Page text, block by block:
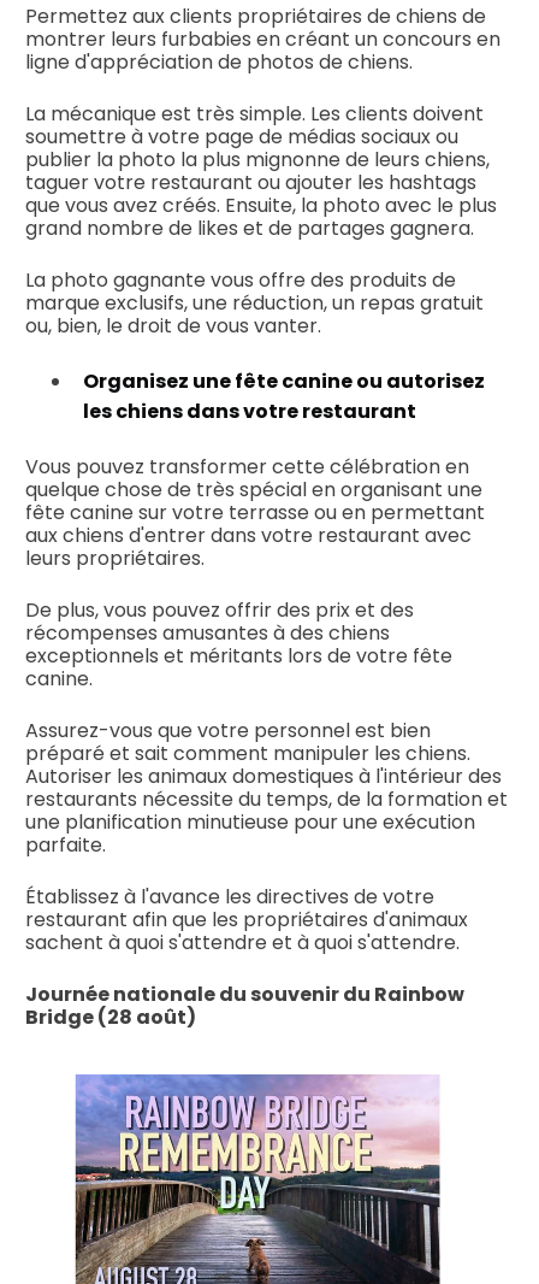
Permettez aux clients propriétaires de chiens de
montrer leurs furbabies en créant un concours en
ligne d'appréciation de photos de chiens.
La mécanique est très simple. Les clients doivent
soumettre à votre page de médias sociaux ou
publier la photo la plus mignonne de leurs chiens,
taguer votre restaurant ou ajouter les hashtags
que vous avez créés. Ensuite, la photo avec le plus
grand nombre de likes et de partages gagnera.
La photo gagnante vous offre des produits de
marque exclusifs, une réduction, un repas gratuit
ou, bien, le droit de vous vanter.
Organisez une fête canine ou autorisez
les chiens dans votre restaurant
Vous pouvez transformer cette célébration en
quelque chose de très spécial en organisant une
fête canine sur votre terrasse ou en permettant
aux chiens d'entrer dans votre restaurant avec
leurs propriétaires.
De plus, vous pouvez offrir des prix et des
récompenses amusantes à des chiens
exceptionnels et méritants lors de votre fête
canine.
Assurez-vous que votre personnel est bien
préparé et sait comment manipuler les chiens.
Autoriser les animaux domestiques à l'intérieur des
restaurants nécessite du temps, de la formation et
une planification minutieuse pour une exécution
parfaite.
Établissez à l'avance les directives de votre
restaurant afin que les propriétaires d'animaux
sachent à quoi s'attendre et à quoi s'attendre.
Journée nationale du souvenir du Rainbow
Bridge (28 août)